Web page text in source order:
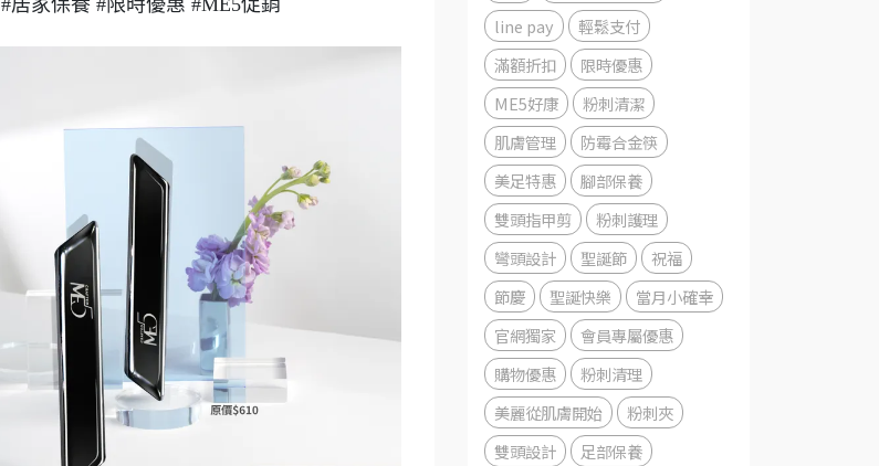
line pay
輕鬆支付
滿額折扣
限時優惠
ME5好康
粉刺清潔
肌膚管理
防霉合金筷
美足特惠
腳部保養
雙頭指甲剪
粉刺護理
彎頭設計
聖誕節
祝福
節慶
聖誕快樂
當月小確幸
官網獨家
會員專屬優惠
購物優惠
粉刺清理
美麗從肌膚開始
粉刺夾
雙頭設計
足部保養